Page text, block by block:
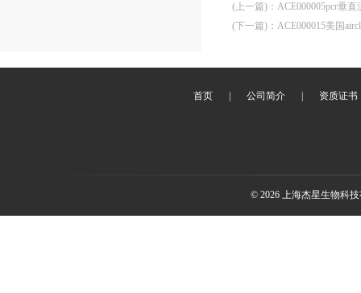
(上一篇) ： ACE000005pcr垂直
(下一篇) ： ACE000015美国
首页 公司简介 资质证书
© 2026 上海杰星生物科